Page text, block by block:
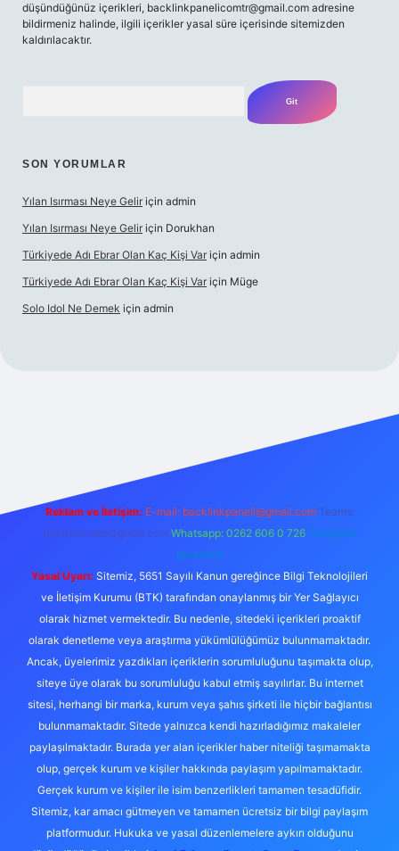
düşündüğünüz içerikleri, backlinkpanelicomtr@gmail.com adresine
bildirmeniz halinde, ilgili içerikler yasal süre içerisinde sitemizden
kaldırılacaktır.
SON YORUMLAR
Yılan Isırması Neye Gelir için admin
Yılan Isırması Neye Gelir için Dorukhan
Türkiyede Adı Ebrar Olan Kaç Kişi Var için admin
Türkiyede Adı Ebrar Olan Kaç Kişi Var için Müge
Solo Idol Ne Demek için admin
Reklam ve İletişim: E-mail: backlinkpaneli@gmail.com Teams:
forumhizmeti@gmail.com Whatsapp: 0262 606 0 726 Telegram:
@karabul
Yasal Uyarı: Sitemiz, 5651 Sayılı Kanun gereğince Bilgi Teknolojileri
ve İletişim Kurumu (BTK) tarafından onaylanmış bir Yer Sağlayıcı
olarak hizmet vermektedir. Bu nedenle, sitedeki içerikleri proaktif
olarak denetleme veya araştırma yükümlülüğümüz bulunmamaktadır.
Ancak, üyelerimiz yazdıkları içeriklerin sorumluluğunu taşımakta olup,
siteye üye olarak bu sorumluluğu kabul etmiş sayılırlar. Bu internet
sitesi, herhangi bir marka, kurum veya şahıs şirketi ile hiçbir bağlantısı
bulunmamaktadır. Sitede yalnızca kendi hazırladığımız makaleler
paylaşılmaktadır. Burada yer alan içerikler haber niteliği taşımamakta
olup, gerçek kurum ve kişiler hakkında paylaşım yapılmamaktadır.
Gerçek kurum ve kişiler ile isim benzerlikleri tamamen tesadüfidir.
Sitemiz, kar amacı gütmeyen ve tamamen ücretsiz bir bilgi paylaşım
platformudur. Hukuka ve yasal düzenlemelere aykırı olduğunu